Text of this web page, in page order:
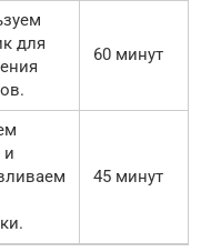
для
60 минут
и
45 минут